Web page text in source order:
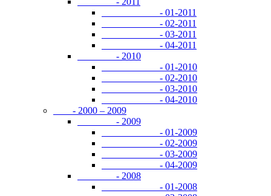
- 01-2011
- 02-2011
- 03-2011
- 04-2011
- 2010
- 01-2010
- 02-2010
- 03-2010
- 04-2010
- 2000 – 2009
- 2009
- 01-2009
- 02-2009
- 03-2009
- 04-2009
- 2008
- 01-2008